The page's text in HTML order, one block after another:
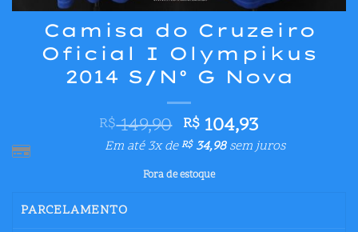
Camisa do Cruzeiro
Oficial I Olympikus
2014 S/Nº G Nova
R$149,90 O
preço
original
era:
R$104,93O
preço
Em até 3x deR$34,98sem juros
Fora de estoque
PARCELAMENTO